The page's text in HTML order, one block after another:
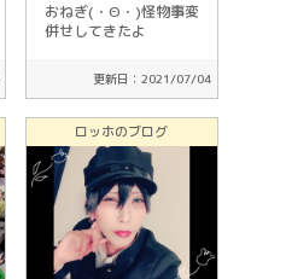
おねぎ(・Θ・)怪物事変
併せしてきたよ
更新日：2021/07/04
ロッホのブログ